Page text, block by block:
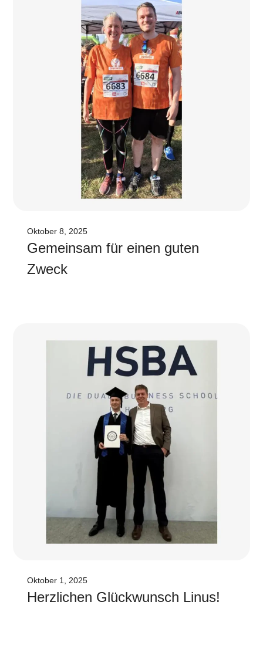
Oktober 8, 2025
Ge­mein­sam für ei­nen gu­ten
Zweck
Oktober 1, 2025
Herz­li­chen Glück­wunsch Li­nus!